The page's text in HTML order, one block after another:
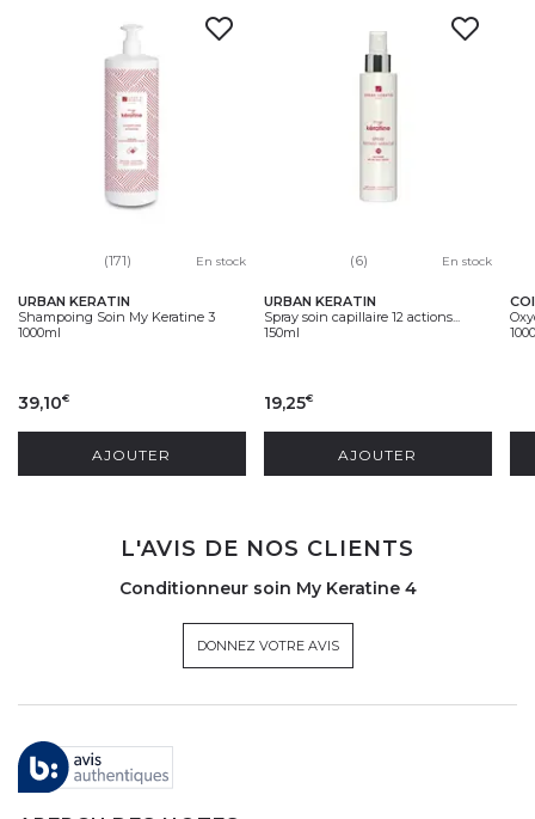
(171) En stock
URBAN KERATIN
Shampoing Soin My Keratine 3
1000ml
39,10€
AJOUTER
(6) En stock
URBAN KERATIN
Spray soin capillaire 12 actions...
150ml
19,25€
AJOUTER
L'AVIS DE NOS CLIENTS
Conditionneur soin My Keratine 4
DONNEZ VOTRE AVIS